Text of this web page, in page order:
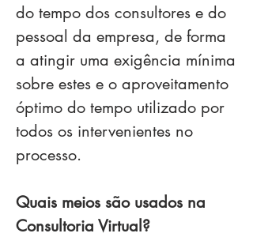
do tempo dos consultores e do
pessoal da empresa, de forma
a atingir uma exigência mínima
sobre estes e o aproveitamento
óptimo do tempo utilizado por
todos os intervenientes no
processo.
Quais meios são usados na
Consultoria Virtual?